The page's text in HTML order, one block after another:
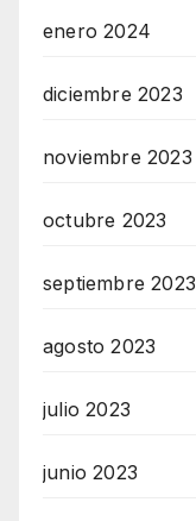
enero 2024
diciembre 2023
noviembre 2023
octubre 2023
septiembre 2023
agosto 2023
julio 2023
junio 2023